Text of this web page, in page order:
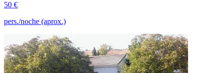
50 €
pers./noche (aprox.)